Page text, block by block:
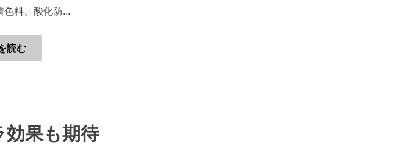
色料、酸化防...
読む
効果も期待